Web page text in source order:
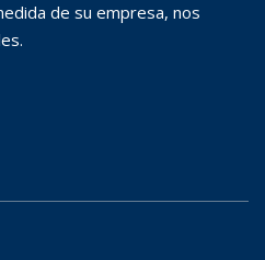
de su empresa, nos